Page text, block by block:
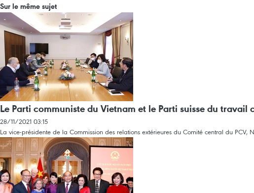
Sur le même sujet
Le Parti communiste du Vietnam et le Parti suisse du travail
28/11/2021 03:15
La vice-présidente de la Commission des relations extérieures du Comité central du